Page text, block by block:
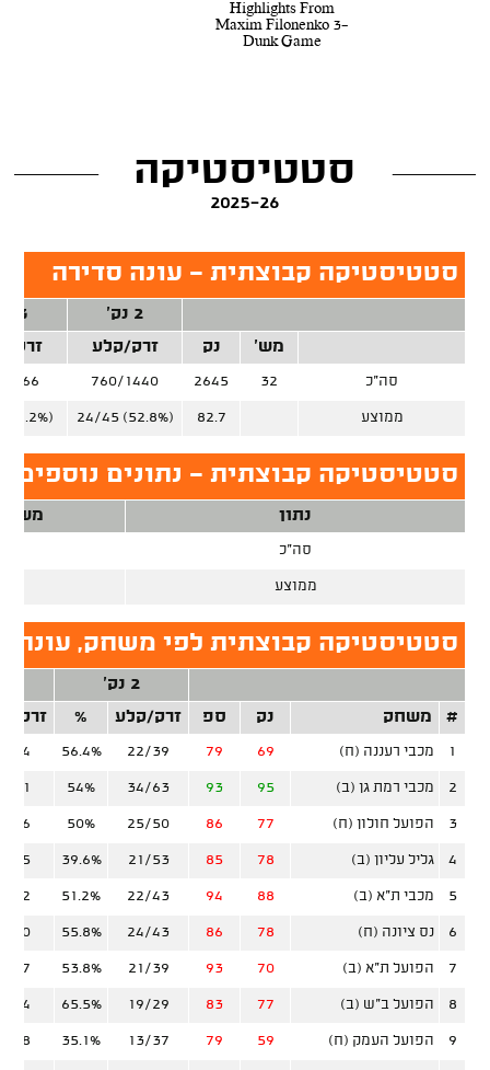
Highlights From
Maxim Filonenko 3-
Dunk Game
סטטיסטיקה
2025-26
סטטיסטיקה קבוצתית - עונה סדירה
2 נק'
3 נק'
מש'
נק זרק/קלע זרק/
סה"כ 32
2645
760/1440
766
ממוצע 82.7
24/45 (52.8%)
סטטיסטיקה קבוצתית - נתונים נוספים,
נתון
סה"כ
ממוצע
סטטיסטיקה קבוצתית לפי משחק, עונה
2 נק'
#
משחק נק ספ זרק/קלע % זרק/
1 מכבי רעננה (ח) 69
79
22/39
56.4%
24
2 מכבי רמת גן (ב) 95
93
34/63
54%
21
3 הפועל חולון (ח) 77
86
25/50
50%
16
4 גליל עליון (ב) 78
85
21/53
39.6%
25
5 מכבי ת"א (ב) 88
94
22/43
51.2%
22
6 נס ציונה (ח) 78
86
24/43
55.8%
20
7 הפועל ת"א (ב) 70
93
21/39
53.8%
17
8 הפועל ב"ש (ב) 77
83
19/29
65.5%
24
9 הפועל העמק (ח) 59
79
13/37
35.1%
28